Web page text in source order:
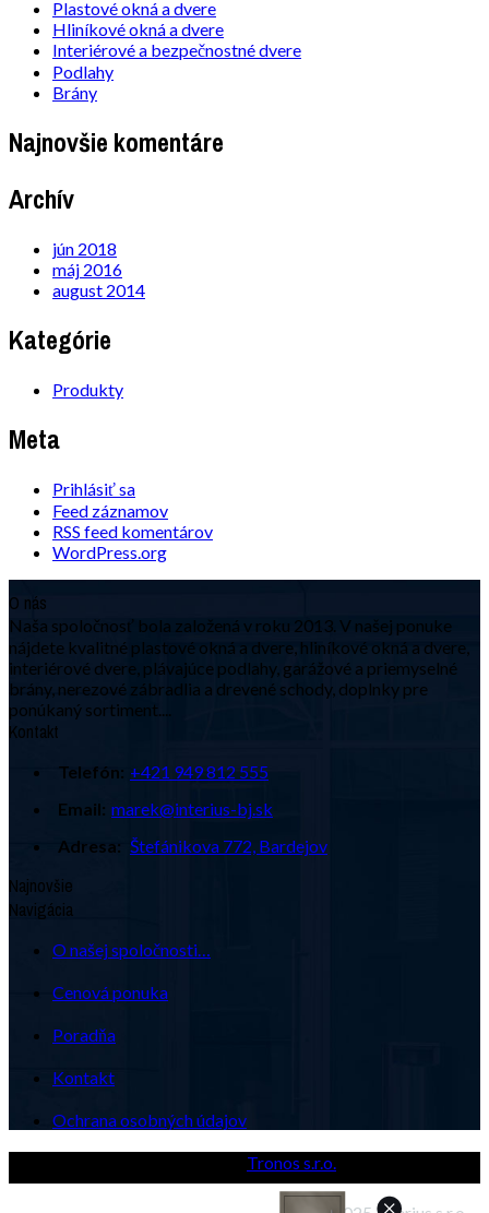
Plastové okná a dvere
Hliníkové okná a dvere
Interiérové a bezpečnostné dvere
Podlahy
Brány
Najnovšie komentáre
Archív
jún 2018
máj 2016
august 2014
Kategórie
Produkty
Meta
Prihlásiť sa
Feed záznamov
RSS feed komentárov
WordPress.org
O nás
Naša spoločnosť bola založená v roku 2013. V našej ponuke
nájdete kvalitné plastové okná a dvere, hliníkové okná a dvere,
interiérové dvere, plávajúce podlahy, garážové a priemyselné
brány, nerezové zábradlia a drevené schody, doplnky pre
ponúkaný sortiment....
Kontakt
Telefón: +421 949 812 555
Email: marek@interius-bj.sk
Adresa: Štefánikova 772, Bardejov
Najnovšie
Navigácia
O našej spoločnosti…
Cenová ponuka
Poradňa
Kontakt
Ochrana osobných údajov
Tronos s.r.o.